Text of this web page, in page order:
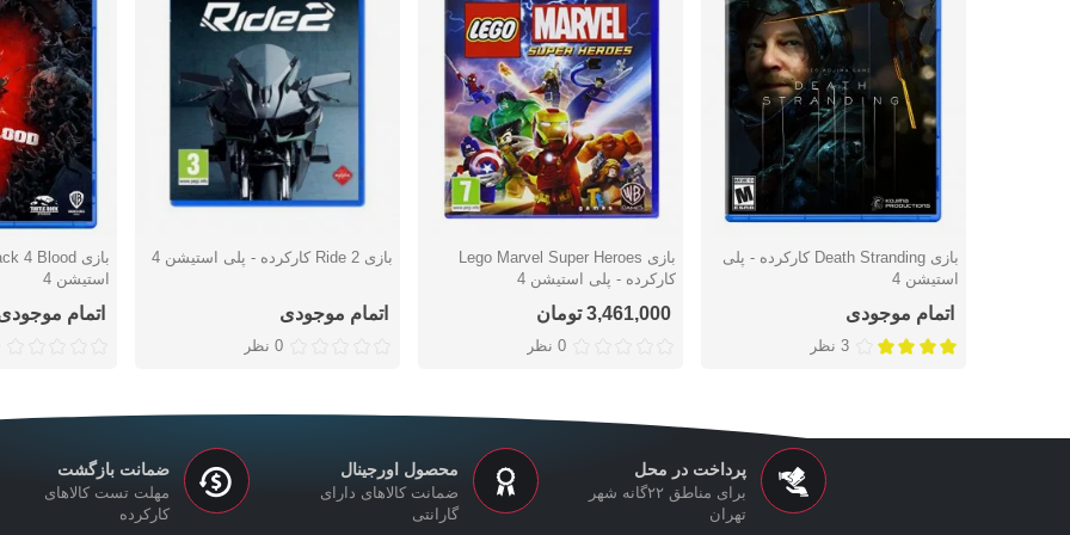
دوست داشتن
بازی Death Stranding کارکرده - پلی
استیشن 4
اتمام موجودی
3 نظر
دوست داشتن
بازی Lego Marvel Super Heroes
کارکرده - پلی استیشن 4
3,461,000 تومان
0 نظر
دوست داشتن بازی Ride 2 کارکرده - پلی استیشن 4
اتمام موجودی
0 نظر
دوست
استیشن 4
اتمام
پرداخت در محل
برای مناطق ۲۲گانه شهر
تهران
محصول اورجینال
ضمانت کالاهای دارای
گارانتی
ضمانت بازگشت
مهلت تست کالاهای
کارکرده